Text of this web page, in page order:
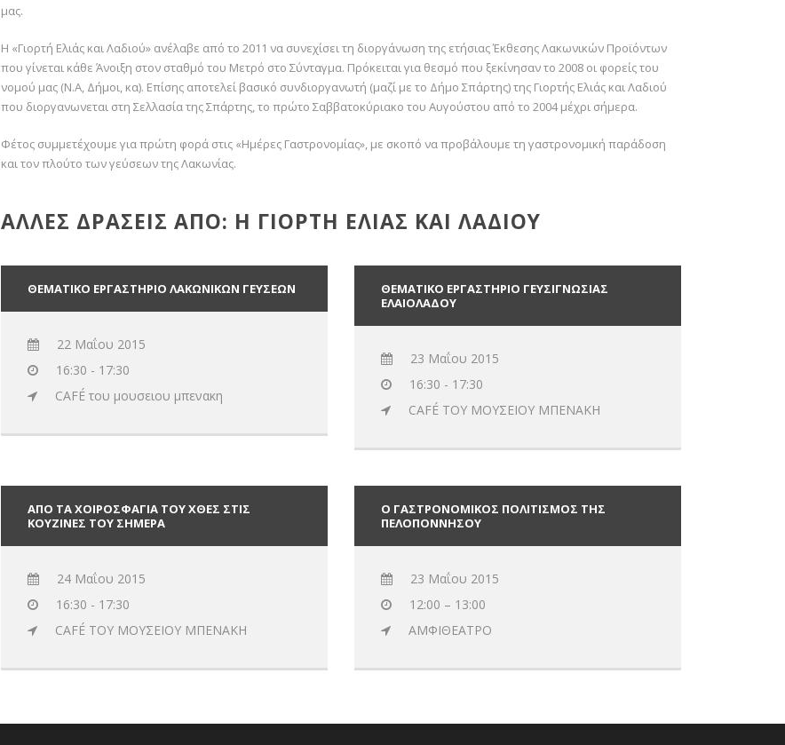
μας.
Η «Γιορτή Ελιάς και Λαδιού» ανέλαβε από το 2011 να συνεχίσει τη διοργάνωση της ετήσιας Έκθεσης Λακωνικών Προϊόντων
που γίνεται κάθε Άνοιξη στον σταθμό του Μετρό στο Σύνταγμα. Πρόκειται για θεσμό που ξεκίνησαν το 2008 οι φορείς του
νομού μας (Ν.Α, Δήμοι, κα). Επίσης αποτελεί βασικό συνδιοργανωτή (μαζί με το Δήμο Σπάρτης) της Γιορτής Ελιάς και Λαδιού
που διοργανωνεται στη Σελλασία της Σπάρτης, το πρώτο Σαββατοκύριακο του Αυγούστου από το 2004 μέχρι σήμερα.
Φέτος συμμετέχουμε για πρώτη φορά στις «Ημέρες Γαστρονομίας», με σκοπό να προβάλουμε τη γαστρονομική παράδοση
και τον πλούτο των γεύσεων της Λακωνίας.
ΑΛΛΕΣ ΔΡΑΣΕΙΣ ΑΠΟ: Η ΓΙΟΡΤΗ ΕΛΙΑΣ ΚΑΙ ΛΑΔΙΟΥ
ΘΕΜΑΤΙΚΟ ΕΡΓΑΣΤΗΡΙΟ ΛΑΚΩΝΙΚΩΝ ΓΕΥΣΕΩΝ
22 Μαΐου 2015
16:30 - 17:30
CAFÉ του μουσειου μπενακη
ΘΕΜΑΤΙΚΟ ΕΡΓΑΣΤΗΡΙΟ ΓΕΥΣΙΓΝΩΣΙΑΣ
ΕΛΑΙΟΛΑΔΟΥ
23 Μαΐου 2015
16:30 - 17:30
CAFÉ ΤΟΥ ΜΟΥΣΕΙΟΥ ΜΠΕΝΑΚΗ
ΑΠΟ ΤΑ ΧΟΙΡΟΣΦΑΓΙΑ ΤΟΥ ΧΘΕΣ ΣΤΙΣ
ΚΟΥΖΙΝΕΣ ΤΟΥ ΣΗΜΕΡΑ
24 Μαΐου 2015
16:30 - 17:30
CAFÉ ΤΟΥ ΜΟΥΣΕΙΟΥ ΜΠΕΝΑΚΗ
Ο ΓΑΣΤΡΟΝΟΜΙΚΟΣ ΠΟΛΙΤΙΣΜΟΣ ΤΗΣ
ΠΕΛΟΠΟΝΝΗΣΟΥ
23 Μαΐου 2015
12:00 – 13:00
ΑΜΦΙΘΕΑΤΡΟ